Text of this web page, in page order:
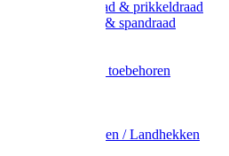
Metaal draad & prikkeldraad
Binddraad & spandraad
Afrasternet toebehoren
Weidehekken / Landhekken